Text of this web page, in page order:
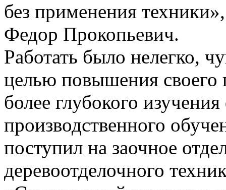
без применения
Федор Прокопьевич.
Работать было нелегко,
целью повышения своего
более глубокого
производственного
поступил на заочное
деревоотделочного